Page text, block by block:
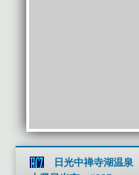
日光中禅寺湖温